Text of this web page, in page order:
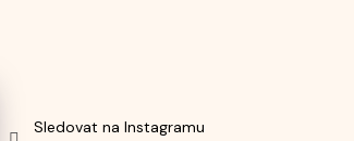
Sledovat na Instagramu